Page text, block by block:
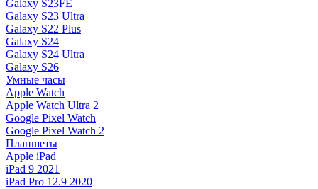
Galaxy S23FE
Galaxy S23 Ultra
Galaxy S22 Plus
Galaxy S24
Galaxy S24 Ultra
Galaxy S26
Умные часы
Apple Watch
Apple Watch Ultra 2
Google Pixel Watch
Google Pixel Watch 2
Планшеты
Apple iPad
iPad 9 2021
iPad Pro 12.9 2020